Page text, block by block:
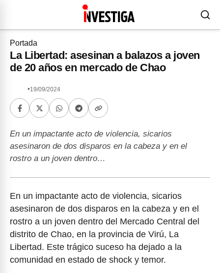
Portada
La Libertad: asesinan a balazos a joven
de 20 años en mercado de Chao
•19/09/2024
En un impactante acto de violencia, sicarios
asesinaron de dos disparos en la cabeza y en el
rostro a un joven dentro…
En un impactante acto de violencia, sicarios
asesinaron de dos disparos en la cabeza y en el
rostro a un joven dentro del Mercado Central del
distrito de Chao, en la provincia de Virú, La
Libertad. Este trágico suceso ha dejado a la
comunidad en estado de shock y temor.